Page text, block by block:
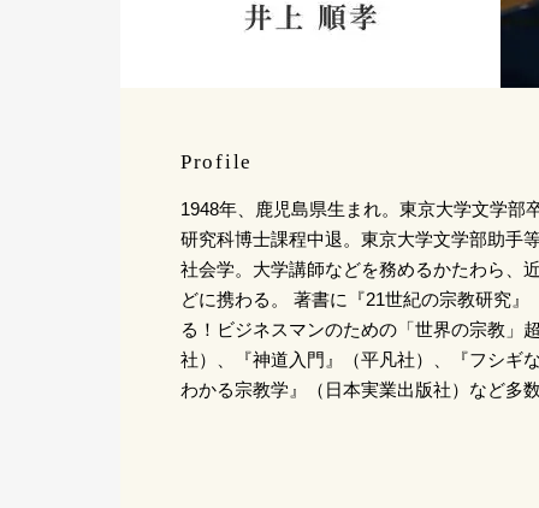
Profile
1948年、鹿児島県生まれ。東京大学文学部
研究科博士課程中退。東京大学文学部助手
社会学。大学講師などを務めるかたわら、
どに携わる。 著書に『21世紀の宗教研究』
る！ビジネスマンのための「世界の宗教」
社）、『神道入門』（平凡社）、『フシギ
わかる宗教学』（日本実業出版社）など多